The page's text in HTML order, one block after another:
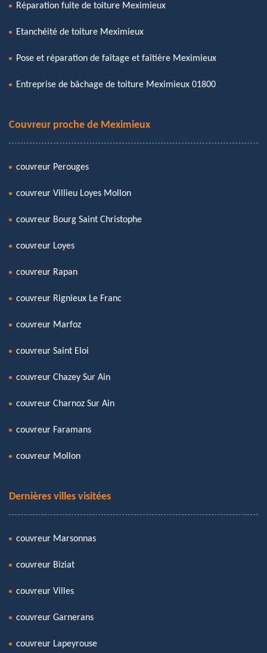
Réparation fuite de toiture Meximieux
Etanchéité de toiture Meximieux
Pose et réparation de faîtage et faîtière Meximieux
Entreprise de bâchage de toiture Meximieux 01800
Couvreur proche de Meximieux
couvreur Perouges
couvreur Villieu Loyes Mollon
couvreur Bourg Saint Christophe
couvreur Loyes
couvreur Rapan
couvreur Rignieux Le Franc
couvreur Marfoz
couvreur Saint Eloi
couvreur Chazey Sur Ain
couvreur Charnoz Sur Ain
couvreur Faramans
couvreur Mollon
Dernières villes visitées
couvreur Marsonnas
couvreur Biziat
couvreur Villes
couvreur Garnerans
couvreur Lapeyrouse